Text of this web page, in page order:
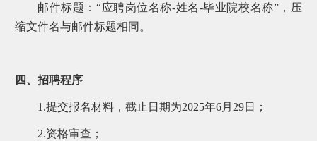
邮件标题：“应聘岗位名称-姓名-毕业院校名称”，压
缩文件名与邮件标题相同。
四、招聘程序
1.提交报名材料，截止日期为2025年6月29日；
2.资格审查；